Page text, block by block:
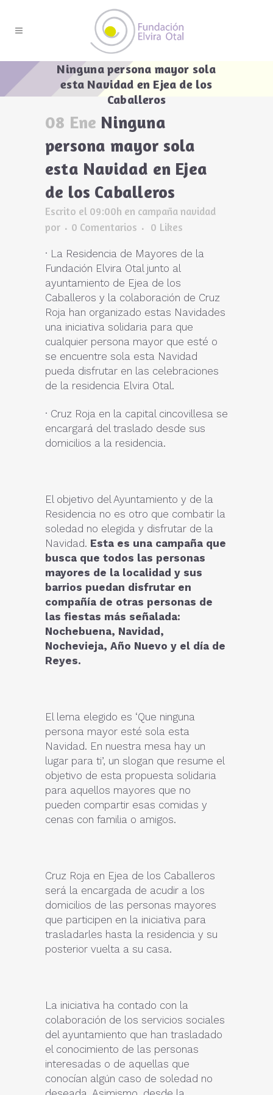
Ninguna persona mayor sola
esta Navidad en Ejea de los
Caballeros
08 Ene Ninguna
persona mayor sola
esta Navidad en Ejea
de los Caballeros
Escrito el 09:00h en campaña navidad
por
0 Comentarios 0 Likes
· La Residencia de Mayores de la
Fundación Elvira Otal junto al
ayuntamiento de Ejea de los
Caballeros y la colaboración de Cruz
Roja han organizado estas Navidades
una iniciativa solidaria para que
cualquier persona mayor que esté o
se encuentre sola esta Navidad
pueda disfrutar en las celebraciones
de la residencia Elvira Otal.
· Cruz Roja en la capital cincovillesa se
encargará del traslado desde sus
domicilios a la residencia.
El objetivo del Ayuntamiento y de la
Residencia no es otro que combatir la
soledad no elegida y disfrutar de la
Navidad. Esta es una campaña que
busca que todos las personas
mayores de la localidad y sus
barrios puedan disfrutar en
compañía de otras personas de
las fiestas más señalada:
Nochebuena, Navidad,
Nochevieja, Año Nuevo y el día de
Reyes.
El lema elegido es ‘Que ninguna
persona mayor esté sola esta
Navidad. En nuestra mesa hay un
lugar para ti’, un slogan que resume el
objetivo de esta propuesta solidaria
para aquellos mayores que no
pueden compartir esas comidas y
cenas con familia o amigos.
Cruz Roja en Ejea de los Caballeros
será la encargada de acudir a los
domicilios de las personas mayores
que participen en la iniciativa para
trasladarles hasta la residencia y su
posterior vuelta a su casa.
La iniciativa ha contado con la
colaboración de los servicios sociales
del ayuntamiento que han trasladado
el conocimiento de las personas
interesadas o de aquellas que
conocían algún caso de soledad no